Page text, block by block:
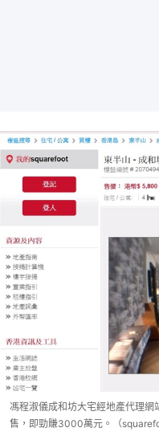
馮程淑儀成和坊大宅經地產代理
售，即勁賺3000萬元。（